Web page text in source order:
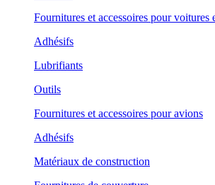
Fournitures et accessoires pour voitures
Adhésifs
Lubrifiants
Outils
Fournitures et accessoires pour avions
Adhésifs
Matériaux de construction